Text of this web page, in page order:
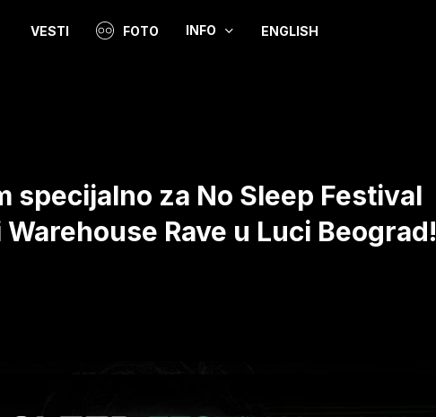
VESTI FOTO INFO ENGLISH
specijalno za No Sleep Festival
Rave u Luci Beograd!